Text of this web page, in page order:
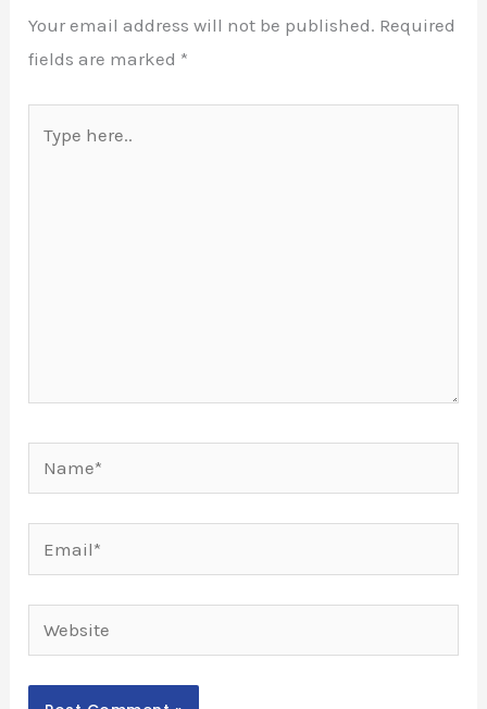
Your email address will not be published. Required
fields are marked *
here..
Email*
Website